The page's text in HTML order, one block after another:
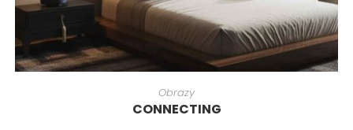
Obrazy
CONNECTING